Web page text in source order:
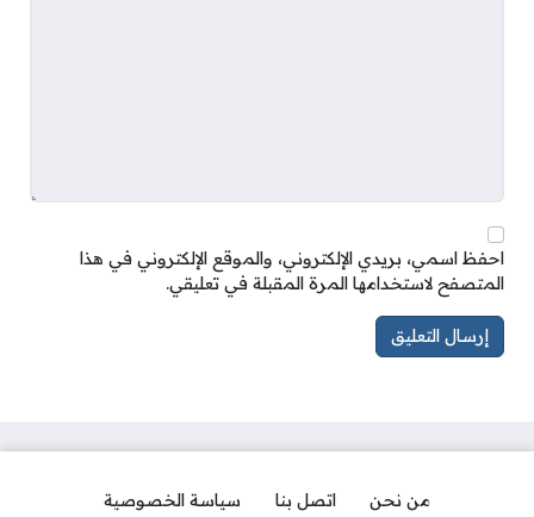
احفظ اسمي، بريدي الإلكتروني، والموقع الإلكتروني في هذا
المتصفح لاستخدامها المرة المقبلة في تعليقي.
من نحن اتصل بنا سياسة الخصوصية